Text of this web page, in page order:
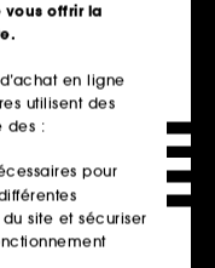
COLLECTION
Duo Joues
Application Intuitive, Fini Parfait
331
vous offrir la
en ligne
utilisent des
des :
pour
site et sécuriser
désactivés.